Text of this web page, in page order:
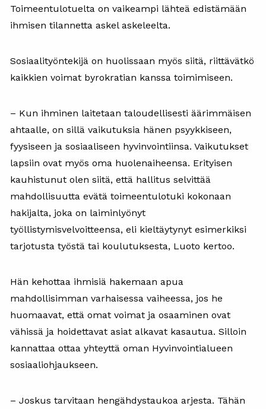
Toimeentulotuelta on vaikeampi lähteä edistämään
ihmisen tilannetta askel askeleelta.
Sosiaalityöntekijä on huolissaan myös siitä, riittävätkö
kaikkien voimat byrokratian kanssa toimimiseen.
– Kun ihminen laitetaan taloudellisesti äärimmäisen
ahtaalle, on sillä vaikutuksia hänen psyykkiseen,
fyysiseen ja sosiaaliseen hyvinvointiinsa. Vaikutukset
lapsiin ovat myös oma huolenaiheensa. Erityisen
kauhistunut olen siitä, että hallitus selvittää
mahdollisuutta evätä toimeentulotuki kokonaan
hakijalta, joka on laiminlyönyt
työllistymisvelvoitteensa, eli kieltäytynyt esimerkiksi
tarjotusta työstä tai koulutuksesta, Luoto kertoo.
Hän kehottaa ihmisiä hakemaan apua
mahdollisimman varhaisessa vaiheessa, jos he
huomaavat, että omat voimat ja osaaminen ovat
vähissä ja hoidettavat asiat alkavat kasautua. Silloin
kannattaa ottaa yhteyttä oman Hyvinvointialueen
sosiaaliohjaukseen.
– Joskus tarvitaan hengähdystaukoa arjesta. Tähän